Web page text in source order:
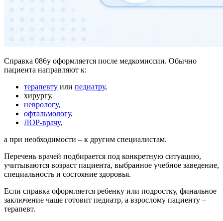
Справка 086у оформляется после медкомиссии. Обычно
пациента направляют к:
терапевту или педиатру,
хирургу,
неврологу,
офтальмологу,
ЛОР-врачу,
а при необходимости – к другим специалистам.
Перечень врачей подбирается под конкретную ситуацию,
учитываются возраст пациента, выбранное учебное заведение,
специальность и состояние здоровья.
Если справка оформляется ребенку или подростку, финальное
заключение чаще готовит педиатр, а взрослому пациенту –
терапевт.